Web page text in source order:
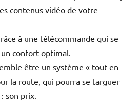
contenus vidéo de votre
à une télécommande qui se
confort optimal.
être un système « tout en
la route, qui pourra se targuer
son prix.